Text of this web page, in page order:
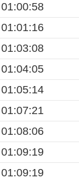
01:00:58
01:01:16
01:03:08
01:04:05
01:05:14
01:07:21
01:08:06
01:09:19
01:09:19